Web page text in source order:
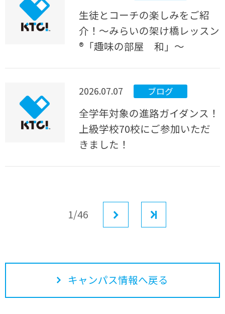
生徒とコーチの楽しみをご紹
介！～みらいの架け橋レッスン
®「趣味の部屋 和」～
2026.07.07 ブログ
全学年対象の進路ガイダンス！
上級学校70校にご参加いただ
きました！
1/46
キャンパス情報へ戻る